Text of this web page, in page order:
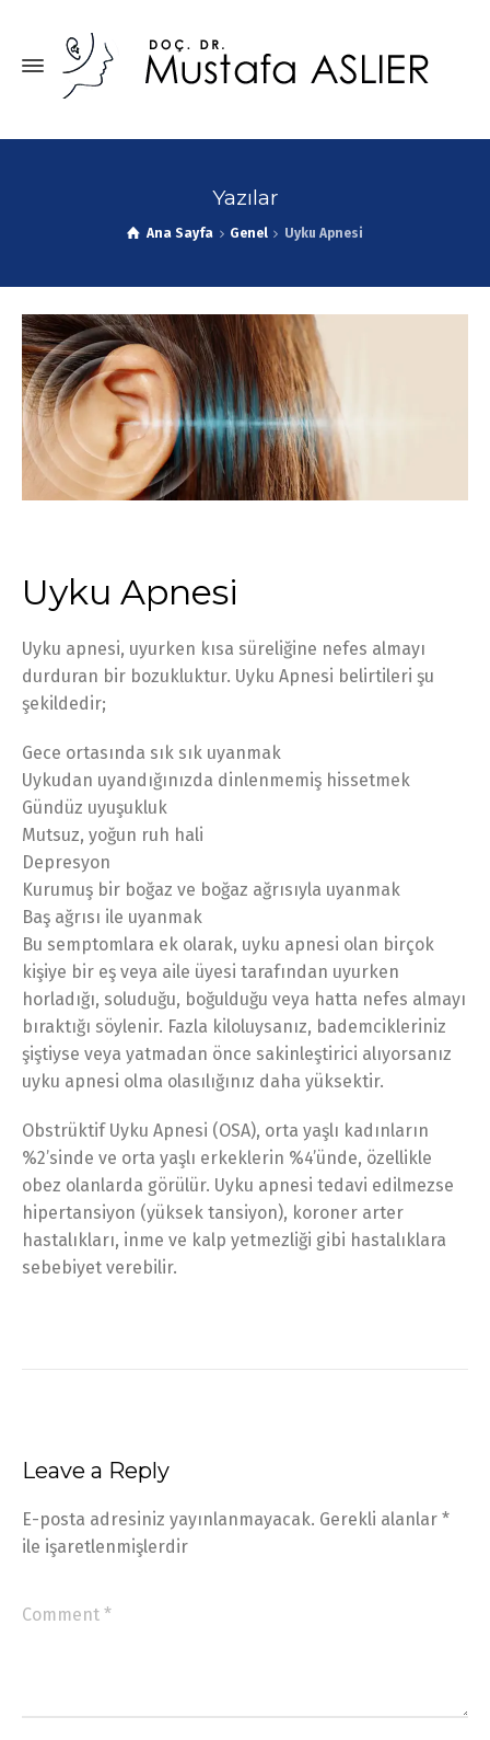
Yazılar
Ana Sayfa Genel Uyku Apnesi
Uyku Apnesi
Uyku apnesi, uyurken kısa süreliğine nefes almayı
durduran bir bozukluktur. Uyku Apnesi belirtileri şu
şekildedir;
Gece ortasında sık sık uyanmak
Uykudan uyandığınızda dinlenmemiş hissetmek
Gündüz uyuşukluk
Mutsuz, yoğun ruh hali
Depresyon
Kurumuş bir boğaz ve boğaz ağrısıyla uyanmak
Baş ağrısı ile uyanmak
Bu semptomlara ek olarak, uyku apnesi olan birçok
kişiye bir eş veya aile üyesi tarafından uyurken
horladığı, soluduğu, boğulduğu veya hatta nefes almayı
bıraktığı söylenir. Fazla kiloluysanız, bademcikleriniz
şiştiyse veya yatmadan önce sakinleştirici alıyorsanız
uyku apnesi olma olasılığınız daha yüksektir.
Obstrüktif Uyku Apnesi (OSA), orta yaşlı kadınların
%2’sinde ve orta yaşlı erkeklerin %4’ünde, özellikle
obez olanlarda görülür. Uyku apnesi tedavi edilmezse
hipertansiyon (yüksek tansiyon), koroner arter
hastalıkları, inme ve kalp yetmezliği gibi hastalıklara
sebebiyet verebilir.
Leave a Reply
E-posta adresiniz yayınlanmayacak. Gerekli alanlar *
ile işaretlenmişlerdir